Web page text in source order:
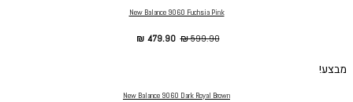
New Balance 9060 Fuchsia Pink
₪599.90
₪ 479.90
מבצע!
New Balance 9060 Dark Royal Brown